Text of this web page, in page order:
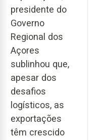
presidente do
Governo
Regional dos
Açores
sublinhou que,
apesar dos
desafios
logísticos, as
exportações
têm crescido